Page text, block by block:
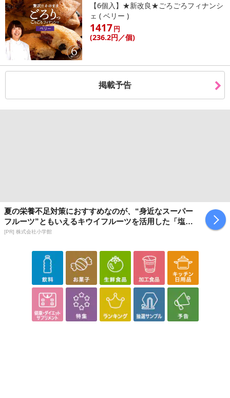
【6個入】★新改良★ごろごろフィナンシ
ェ ( ベリー )
1417円
(236.2円／個)
掲載予告
夏の栄養不足対策におすすめなのが、“身近なスーパー
フルーツ”ともいえるキウイフルーツを活用した「塩キ
ウイ」
[PR] 株式会社小学館